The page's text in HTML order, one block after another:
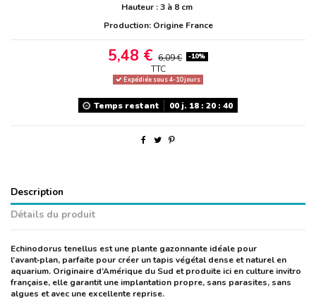
Hauteur : 3 à 8 cm
Production: Origine France
5,48 € 6,09 € -10%
TTC
Expédiée sous 4-10 jours
Temps restant 00j. 18: 20: 40
Description
Détails du produit
Echinodorus tenellus est une plante gazonnante idéale pour
l’avant‑plan, parfaite pour créer un tapis végétal dense et naturel en
aquarium. Originaire d’Amérique du Sud et produite ici en culture invitro
française, elle garantit une implantation propre, sans parasites, sans
algues et avec une excellente reprise.